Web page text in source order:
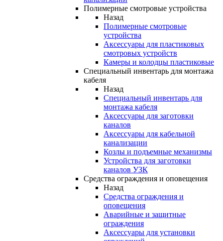
Полимерные смотровые устройства
Назад
Полимерные смотровые
устройства
Аксессуары для пластиковых
смотровых устройств
Камеры и колодцы пластиковые
Специальный инвентарь для монтажа
кабеля
Назад
Специальный инвентарь для
монтажа кабеля
Аксессуары для заготовки
каналов
Аксессуары для кабельной
канализации
Козлы и подъемные механизмы
Устройства для заготовки
каналов УЗК
Средства ограждения и оповещения
Назад
Средства ограждения и
оповещения
Аварийные и защитные
ограждения
Аксессуары для установки